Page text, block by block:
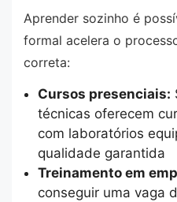
Aprender sozinho é
formal acelera o
correta:
Cursos presenciais:
técnicas oferecem
com laboratórios
qualidade garantida
Treinamento em
conseguir uma vaga